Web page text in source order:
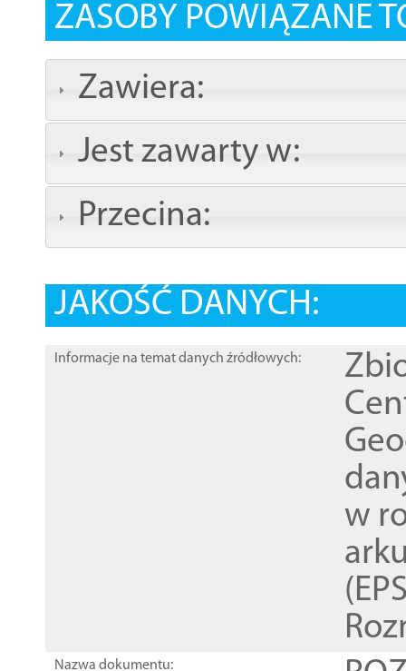
ZASOBY POWIĄZANE
Zawiera:
Jest zawarty w:
Przecina:
JAKOŚĆ DANYCH:
Informacje na temat danych źródłowych:
w
Nazwa dokumentu: